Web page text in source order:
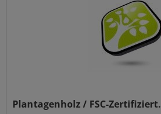
Plantagenholz / FSC-Zertifiziert.